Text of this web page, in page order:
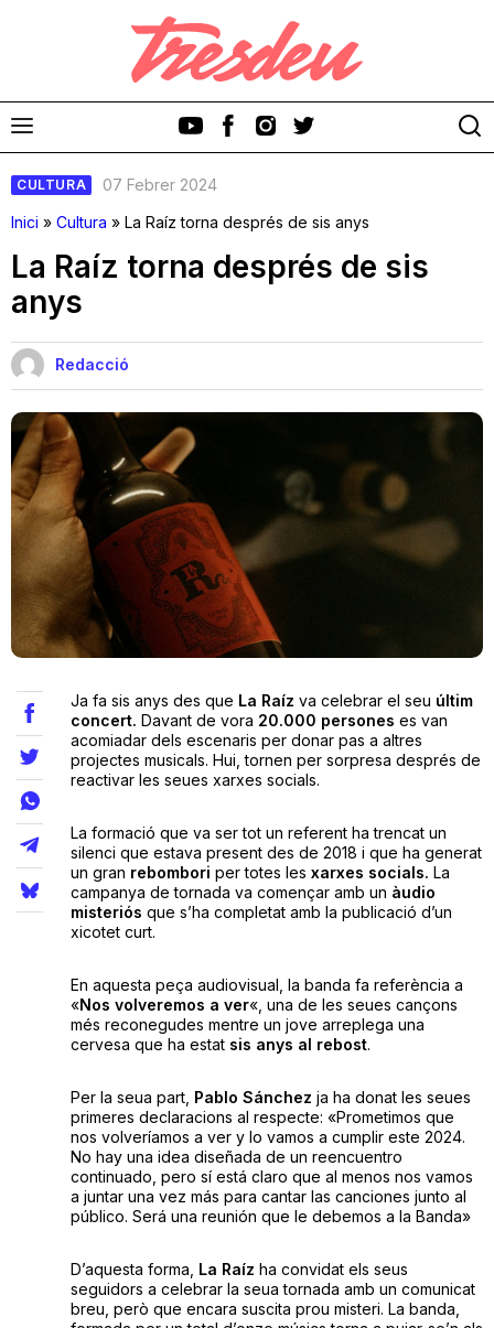
Cinema i Televisió
Teatre
Internet
Opinió
Llibres
Llocs
CULTURA
07 Febrer 2024
Inici » Cultura » La Raíz torna després de sis anys
La Raíz torna després de sis
anys
Redacció
Ja fa sis anys des que La Raíz va celebrar el seu últim
concert. Davant de vora 20.000 persones es van
acomiadar dels escenaris per donar pas a altres
projectes musicals. Hui, tornen per sorpresa després de
reactivar les seues xarxes socials.
La formació que va ser tot un referent ha trencat un
silenci que estava present des de 2018 i que ha generat
un gran rebombori per totes les xarxes socials. La
campanya de tornada va començar amb un àudio
misteriós que s’ha completat amb la publicació d’un
xicotet curt.
En aquesta peça audiovisual, la banda fa referència a
«Nos volveremos a ver«, una de les seues cançons
més reconegudes mentre un jove arreplega una
cervesa que ha estat sis anys al rebost.
Per la seua part, Pablo Sánchez ja ha donat les seues
primeres declaracions al respecte: «Prometimos que
nos volveríamos a ver y lo vamos a cumplir este 2024.
No hay una idea diseñada de un reencuentro
continuado, pero sí está claro que al menos nos vamos
a juntar una vez más para cantar las canciones junto al
público. Será una reunión que le debemos a la Banda»
D’aquesta forma, La Raíz ha convidat els seus
seguidors a celebrar la seua tornada amb un comunicat
breu, però que encara suscita prou misteri. La banda,